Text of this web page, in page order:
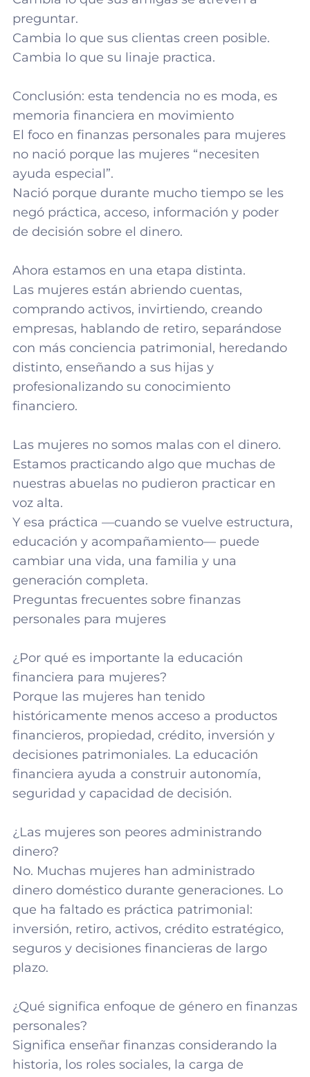
preguntar.
Cambia lo que sus clientas creen posible.
Cambia lo que su linaje practica.
Conclusión: esta tendencia no es moda, es
memoria financiera en movimiento
El foco en finanzas personales para mujeres
no nació porque las mujeres “necesiten
ayuda especial”.
Nació porque durante mucho tiempo se les
negó práctica, acceso, información y poder
de decisión sobre el dinero.
Ahora estamos en una etapa distinta.
Las mujeres están abriendo cuentas,
comprando activos, invirtiendo, creando
empresas, hablando de retiro, separándose
con más conciencia patrimonial, heredando
distinto, enseñando a sus hijas y
profesionalizando su conocimiento
financiero.
Las mujeres no somos malas con el dinero.
Estamos practicando algo que muchas de
nuestras abuelas no pudieron practicar en
voz alta.
Y esa práctica —cuando se vuelve estructura,
educación y acompañamiento— puede
cambiar una vida, una familia y una
generación completa.
Preguntas frecuentes sobre finanzas
personales para mujeres
¿Por qué es importante la educación
financiera para mujeres?
Porque las mujeres han tenido
históricamente menos acceso a productos
financieros, propiedad, crédito, inversión y
decisiones patrimoniales. La educación
financiera ayuda a construir autonomía,
seguridad y capacidad de decisión.
¿Las mujeres son peores administrando
dinero?
No. Muchas mujeres han administrado
dinero doméstico durante generaciones. Lo
que ha faltado es práctica patrimonial:
inversión, retiro, activos, crédito estratégico,
seguros y decisiones financieras de largo
plazo.
¿Qué significa enfoque de género en finanzas
personales?
Significa enseñar finanzas considerando la
historia, los roles sociales, la carga de